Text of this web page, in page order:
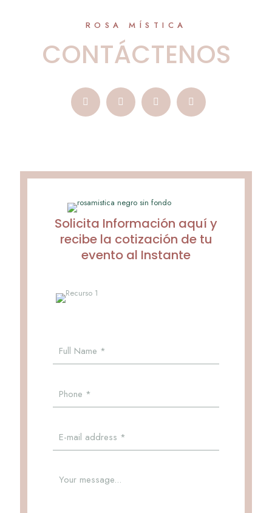
ROSA MÍSTICA
CONTÁCTENOS
Solicita Información aquí y
recibe la cotización de tu
evento al Instante